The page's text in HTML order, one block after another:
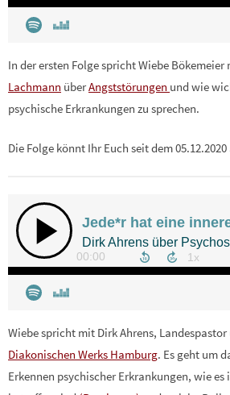
In der ersten Folge spricht Wiebe
Lachmann überAngststörungen und wie
psychische Erkrankungen zu sprechen.
Die Folge könnt Ihr Euch seit dem
Wiebe spricht mit Dirk Ahrens, Landespastor
Diakonischen Werks Hamburg. Es geht um
Erkennen psychischer Erkrankungen, wie